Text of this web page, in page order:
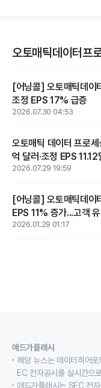
오토매틱데이터프
[어닝콜] 오토매틱데
조정 EPS 17% 급증
2026.07.30 04:53
오토매틱 데이터 프로
억 달러·조정 EPS
2026.07.29 19:59
[어닝콜] 오토매틱데
EPS 11% 증가...고객
2026.01.29 01:17
애드가플래시
해당 뉴스는 데이터히어
EC 전자공시를 실시간으
애드가플래시는 SEC 전